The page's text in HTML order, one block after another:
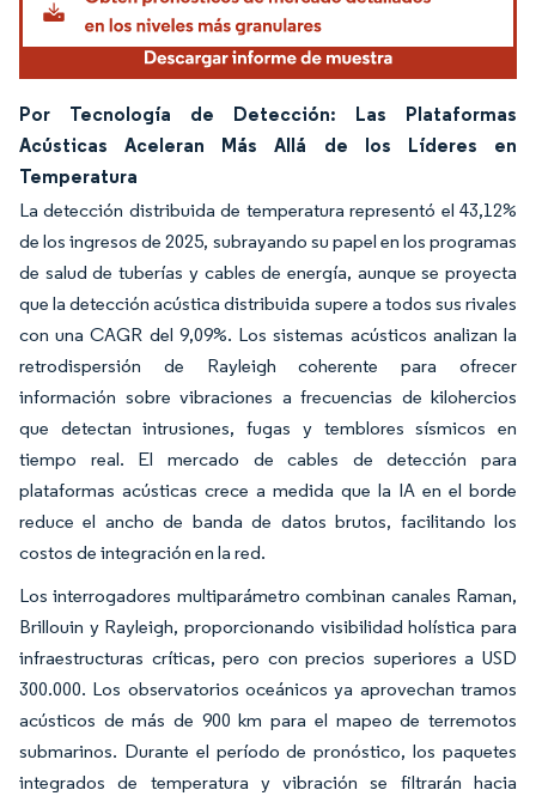
Por Tecnología de Detección: Las Plataformas
Acústicas Aceleran Más Allá de los Líderes en
Temperatura
La detección distribuida de temperatura representó el 43,12%
de los ingresos de 2025, subrayando su papel en los programas
de salud de tuberías y cables de energía, aunque se proyecta
que la detección acústica distribuida supere a todos sus rivales
con una CAGR del 9,09%. Los sistemas acústicos analizan la
retrodispersión de Rayleigh coherente para ofrecer
información sobre vibraciones a frecuencias de kilohercios
que detectan intrusiones, fugas y temblores sísmicos en
tiempo real. El mercado de cables de detección para
plataformas acústicas crece a medida que la IA en el borde
reduce el ancho de banda de datos brutos, facilitando los
costos de integración en la red.
Los interrogadores multiparámetro combinan canales Raman,
Brillouin y Rayleigh, proporcionando visibilidad holística para
infraestructuras críticas, pero con precios superiores a USD
300.000. Los observatorios oceánicos ya aprovechan tramos
acústicos de más de 900 km para el mapeo de terremotos
submarinos. Durante el período de pronóstico, los paquetes
integrados de temperatura y vibración se filtrarán hacia